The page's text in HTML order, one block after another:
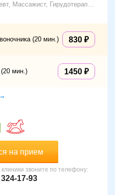
Мануальный терапевт, Массажист, Гирудотерапевт
(20 мин.) 830
мин.) 1450
на прием
звоните по телефону:
17-93